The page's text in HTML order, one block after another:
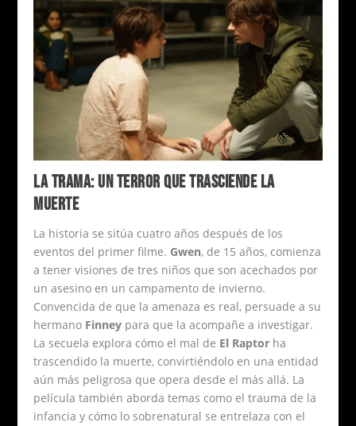
LA TRAMA: UN TERROR QUE TRASCIENDE LA
MUERTE
La historia se sitúa cuatro años después de los
eventos del primer filme. Gwen, de 15 años, comienza
a tener visiones de tres niños que son acechados por
un asesino en un campamento de invierno.
Convencida de que la amenaza es real, persuade a su
hermano Finney para que la acompañe a investigar.
La secuela explora cómo el mal de El Raptor ha
trascendido la muerte, convirtiéndolo en una entidad
aún más peligrosa que opera desde el más allá. La
película también aborda temas como el trauma de la
infancia y cómo lo sobrenatural se entrelaza con el